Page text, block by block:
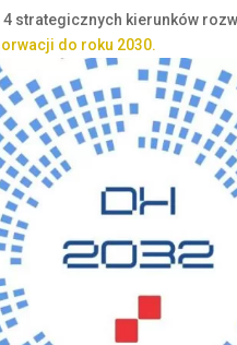
4 strategicznych kierunków
do roku 2030.